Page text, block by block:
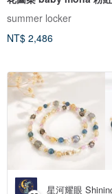
summer locker
NT$ 2,486
星河耀眼